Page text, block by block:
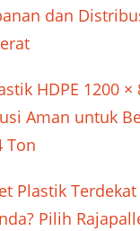
dan
HDPE 1200 ×
Aman untuk
Ton
Plastik
Pilih